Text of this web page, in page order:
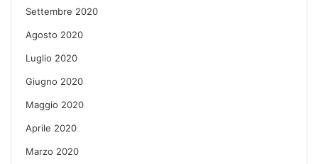
Settembre 2020
Agosto 2020
Luglio 2020
Giugno 2020
Maggio 2020
Aprile 2020
Marzo 2020